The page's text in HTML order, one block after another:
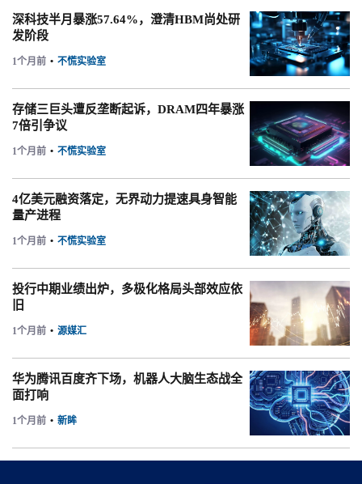
深科技半月暴涨57.64%，澄清HBM尚处研
发阶段
1个月前 • 不慌实验室
存储三巨头遭反垄断起诉，DRAM四年暴涨
7倍引争议
1个月前 • 不慌实验室
4亿美元融资落定，无界动力提速具身智能
量产进程
1个月前 • 不慌实验室
投行中期业绩出炉，多极化格局头部效应依
旧
1个月前 • 源媒汇
华为腾讯百度齐下场，机器人大脑生态战全
面打响
1个月前 • 新眸